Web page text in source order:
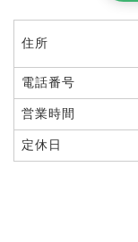
住所
電話番号
営業時間
定休日